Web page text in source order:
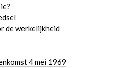
de werkelijkheid
4 mei 1969